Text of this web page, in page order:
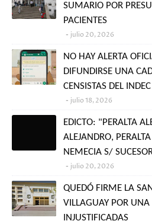
SUMARIO POR
PACIENTES
julio 20, 2026
NO HAY ALERTA
DIFUNDIRSE UNA
CENSISTAS DEL INDEC
julio 18, 2026
EDICTO: "PERALTA
ALEJANDRO,
NEMECIA S/
julio 20, 2026
QUEDÓ FIRME LA
VILLAGUAY POR UNA
INJUSTIFICADAS